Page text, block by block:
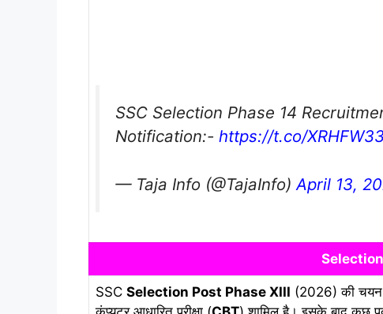
SSC Selection Phase 14
Notification:- https://t.co/
— Taja Info (@TajaInfo) April 13,
SSC Selection Post Phase XIII (2026) की चयन